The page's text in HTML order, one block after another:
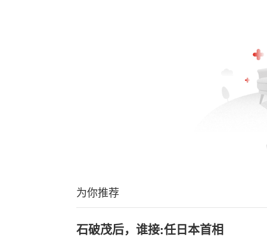
为你推荐
石破茂后，谁接:任日本首相